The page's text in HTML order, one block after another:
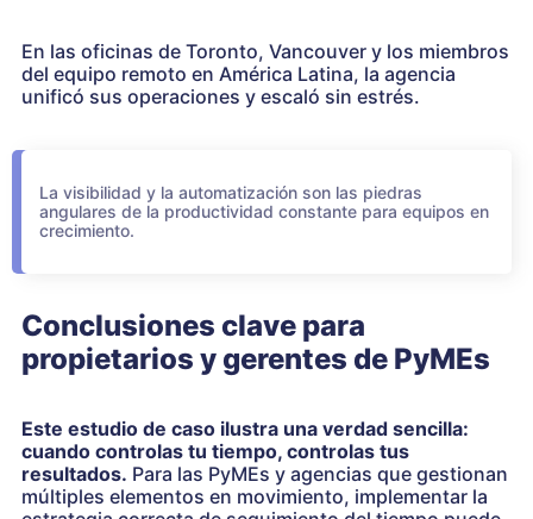
En las oficinas de Toronto, Vancouver y los miembros
del equipo remoto en América Latina, la agencia
unificó sus operaciones y escaló sin estrés.
La visibilidad y la automatización son las piedras
angulares de la productividad constante para equipos en
crecimiento.
Conclusiones clave para
propietarios y gerentes de PyMEs
Este estudio de caso ilustra una verdad sencilla:
cuando controlas tu tiempo, controlas tus
resultados. Para las PyMEs y agencias que gestionan
múltiples elementos en movimiento, implementar la